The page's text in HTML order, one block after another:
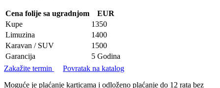
Cena folije sa ugradnjom
EUR
Kupe
1350
Limuzina
1400
Karavan / SUV
1500
Garancija
5 Godina
Zakažite termin
Povratak na katalog
Moguće je plaćanje karticama i odloženo plaćanje do 12 rata bez